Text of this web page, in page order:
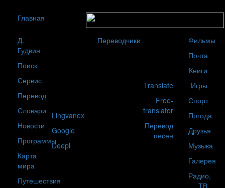
Главная
Д.
Гудвин
Поиск
Сервис
Перевод
Словари
Новости
Программы
Карта
мира
Путешествия
Переводчики
Lingvanex
Google
Deepl
Translate
Free-
translator
Перевод
песен
Фильмы
Почта
Книги
Игры
Спорт
Погода
Друзья
Музыка
Галерея
Радио,
ТВ